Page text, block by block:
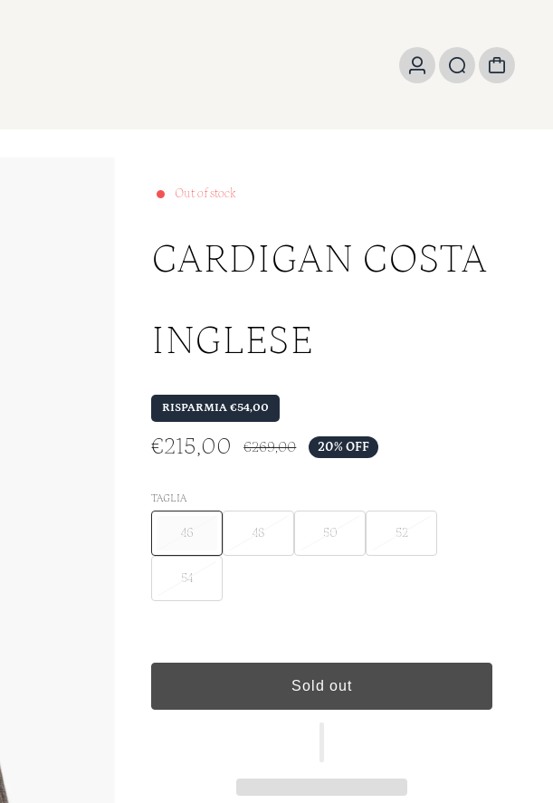
Out of stock
CARDIGAN COSTA
INGLESE
RISPARMIA €54,00
€215,00 €269,00 20% OFF
TAGLIA
46 48 50 52
54
Sold out